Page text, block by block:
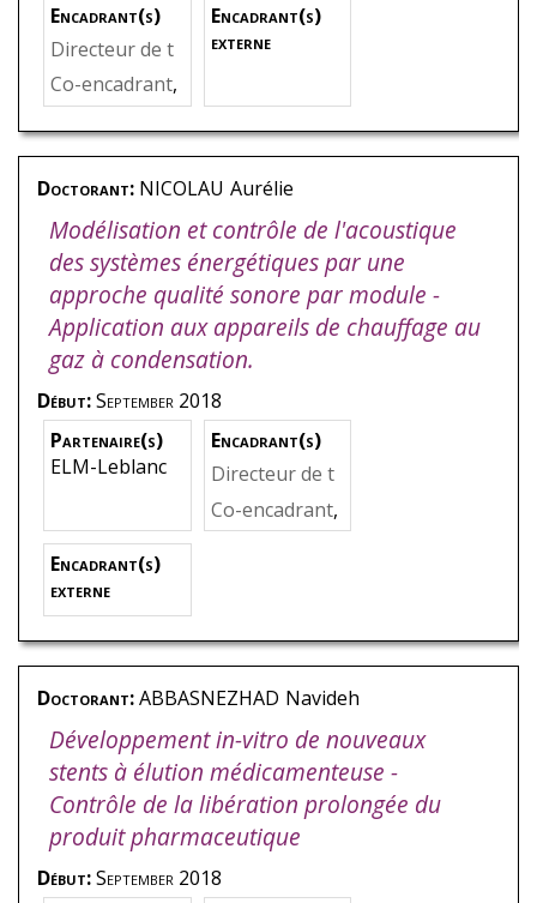
Encadrant(s)
Directeur de t
hèse,BAKIR,F
arid
Co-encadrant,
KOUIDRI,Sma
ïne
Encadrant(s)
externe
Doctorant: NICOLAU Aurélie
Modélisation et contrôle de l'acoustique
des systèmes énergétiques par une
approche qualité sonore par module -
Application aux appareils de chauffage au
gaz à condensation.
Début:September 2018
Partenaire(s)
ELM-Leblanc
Encadrant(s)
Directeur de t
hèse,KHELLA
DI,Sofiane
Co-encadrant,
HAYNE,Béné
Encadrant(s)
externe
Doctorant:ABBASNEZHAD Navideh
Développement in-vitro de nouveaux
stents à élution médicamenteuse -
Contrôle de la libération prolongée du
produit pharmaceutique
Début:September 2018